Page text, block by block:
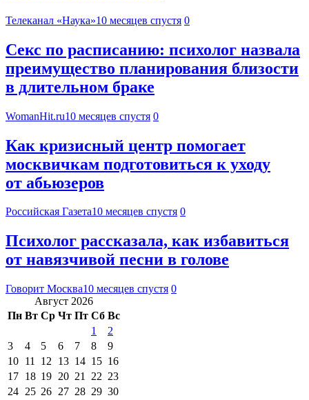
Телеканал «Наука»10 месяцев спустя 0
Секс по расписанию: психолог назвала
преимущество планирования близости
в длительном браке
WomanHit.ru10 месяцев спустя 0
Как кризисный центр помогает
москвичкам подготовиться к уходу
от абьюзеров
Российская Газета10 месяцев спустя 0
Психолог рассказала, как избавиться
от навязчивой песни в голове
Говорит Москва10 месяцев спустя 0
Август 2026
Пн Вт Ср Чт Пт Сб Вс
1
2
3
4 5 6 7 8
9
10 11 12 13 14 15 16
17 18 19 20 21 22 23
24 25 26 27 28 29 30